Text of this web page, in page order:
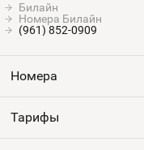
Билайн
Номера Билайн
(961) 852-0909
Номера
Все номера
Тарифы